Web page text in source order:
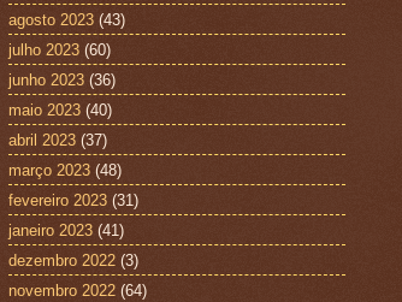
agosto 2023 (43)
julho 2023 (60)
junho 2023 (36)
maio 2023 (40)
abril 2023 (37)
março 2023 (48)
fevereiro 2023 (31)
janeiro 2023 (41)
dezembro 2022 (3)
novembro 2022 (64)